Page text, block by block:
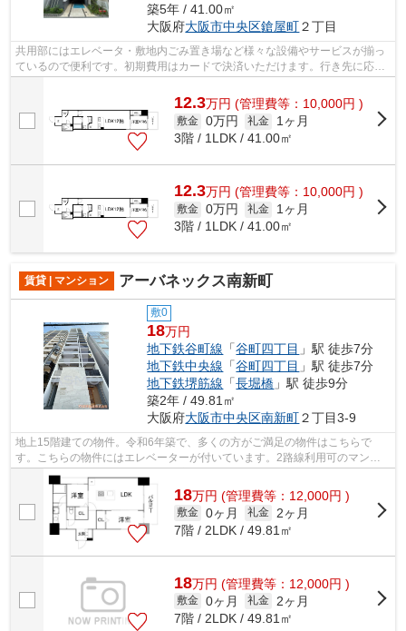
築5年 / 41.00㎡
大阪府大阪市中央区鎗屋町２丁目
共用部にはエレベータ・敷地内ごみ置き場など様々な設備やサービスが揃っ
ているので便利です。初期費用はカードで決済いただけます。行き先に応じ
て駅を選べる2駅利用可能なマンション...
12.3万円 (管理費等：10,000円 )
敷金 0万円 礼金
1ヶ月
3階 / 1LDK / 41.00㎡
12.3万円 (管理費等：10,000円 )
敷金 0万円 礼金
1ヶ月
3階 / 1LDK / 41.00㎡
賃貸 | マンション アーバネックス南新町
敷0
18万円
地下鉄谷町線 「谷町四丁目 」駅 徒歩7分
地下鉄中央線 「谷町四丁目 」駅 徒歩7分
地下鉄堺筋線 「長堀橋 」駅 徒歩9分
築2年 / 49.81㎡
大阪府大阪市中央区南新町２丁目3-9
地上15階建ての物件。令和6年築で、多くの方がご満足の物件はこちらで
す。こちらの物件にはエレベーターが付いています。2路線利用可のマンシ
ョンです。できるだけ早めに不動産情報を...
18万円 (管理費等：12,000円 )
敷金 0ヶ月 礼金
2ヶ月
7階 / 2LDK / 49.81㎡
18万円 (管理費等：12,000円 )
敷金 0ヶ月 礼金
2ヶ月
7階 / 2LDK / 49.81㎡